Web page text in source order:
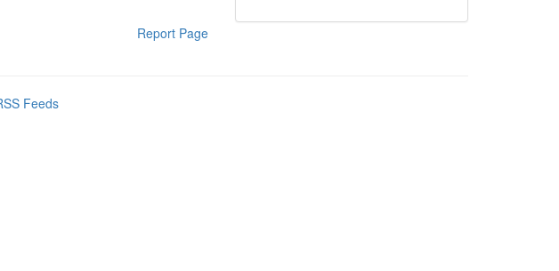
Report Page
Feeds